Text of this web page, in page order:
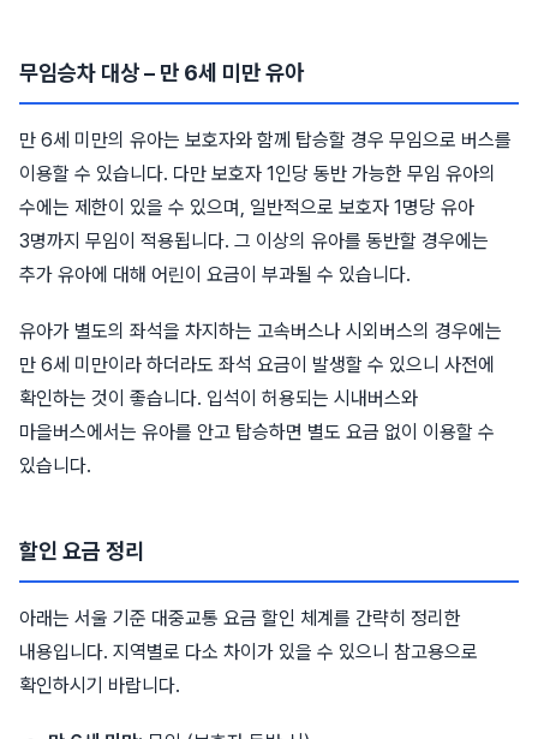
무임승차 대상 – 만 6세 미만 유아
만 6세 미만의 유아는 보호자와 함께 탑승할 경우 무임으로 버스를
이용할 수 있습니다. 다만 보호자 1인당 동반 가능한 무임 유아의
수에는 제한이 있을 수 있으며, 일반적으로 보호자 1명당 유아
3명까지 무임이 적용됩니다. 그 이상의 유아를 동반할 경우에는
추가 유아에 대해 어린이 요금이 부과될 수 있습니다.
유아가 별도의 좌석을 차지하는 고속버스나 시외버스의 경우에는
만 6세 미만이라 하더라도 좌석 요금이 발생할 수 있으니 사전에
확인하는 것이 좋습니다. 입석이 허용되는 시내버스와
마을버스에서는 유아를 안고 탑승하면 별도 요금 없이 이용할 수
있습니다.
할인 요금 정리
아래는 서울 기준 대중교통 요금 할인 체계를 간략히 정리한
내용입니다. 지역별로 다소 차이가 있을 수 있으니 참고용으로
확인하시기 바랍니다.